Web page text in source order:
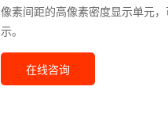
像素间距的高像素密度显示单元
示。
在线咨询